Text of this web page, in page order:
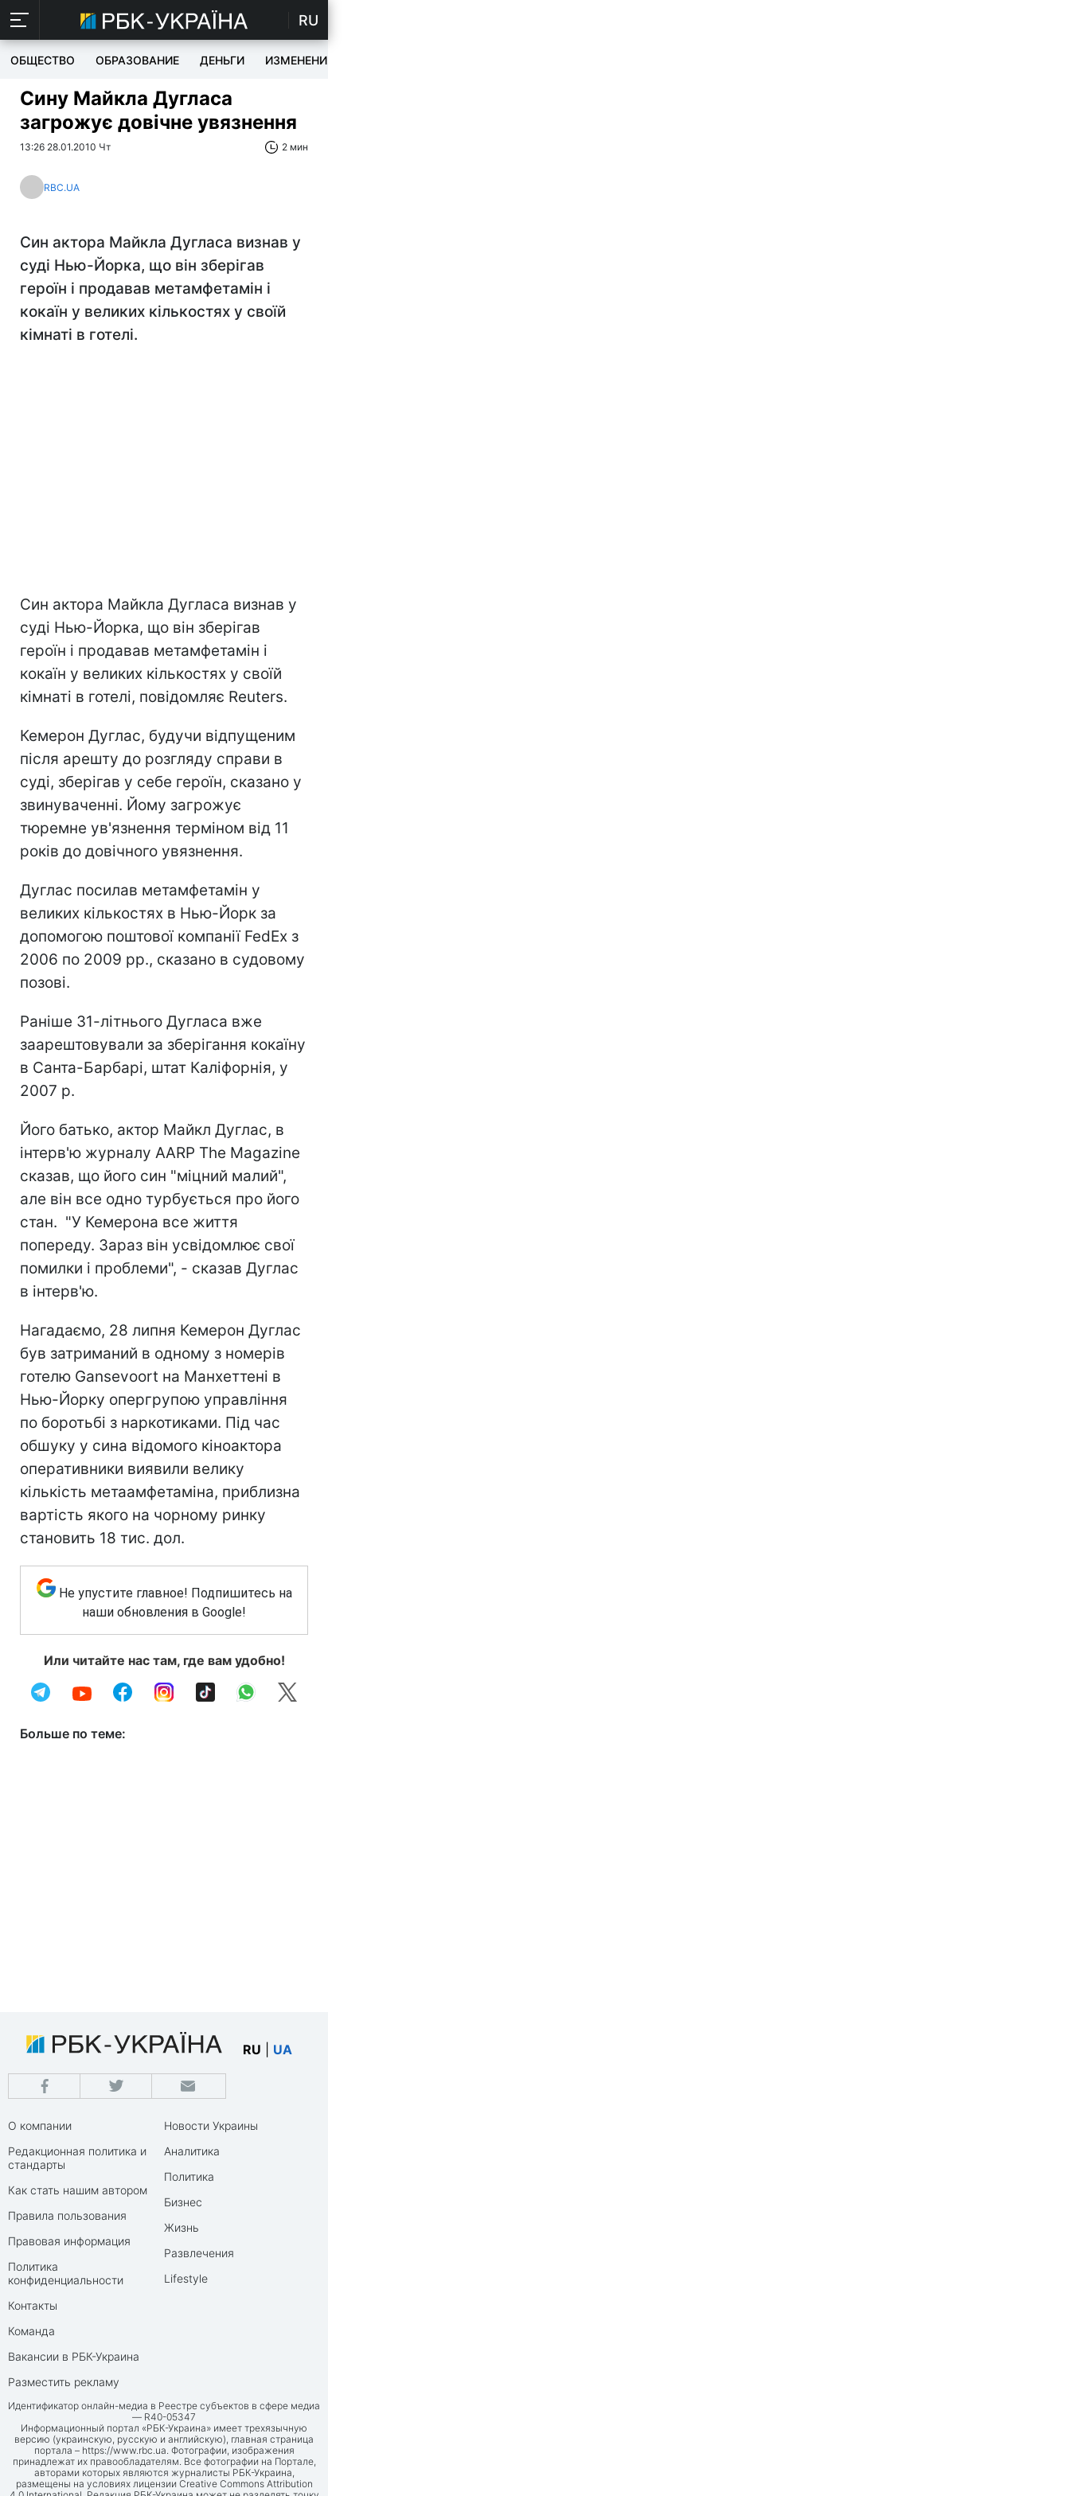
RU
ОБЩЕСТВО ОБРАЗОВАНИЕ ДЕНЬГИ ИЗМЕНЕНИЯ
Сину Майкла Дугласа
загрожує довічне увязнення
13:26 28.01.2010 Чт 2 мин
RBC.UA
Син актора Майкла Дугласа визнав у
суді Нью-Йорка, що він зберігав
героїн і продавав метамфетамін і
кокаїн у великих кількостях у своїй
кімнаті в готелі.
Син актора Майкла Дугласа визнав у
суді Нью-Йорка, що він зберігав
героїн і продавав метамфетамін і
кокаїн у великих кількостях у своїй
кімнаті в готелі, повідомляє Reuters.
Кемерон Дуглас, будучи відпущеним
після арешту до розгляду справи в
суді, зберігав у себе героїн, сказано у
звинуваченні. Йому загрожує
тюремне ув'язнення терміном від 11
років до довічного увязнення.
Дуглас посилав метамфетамін у
великих кількостях в Нью-Йорк за
допомогою поштової компанії FedEx з
2006 по 2009 рр., сказано в судовому
позові.
Раніше 31-літнього Дугласа вже
заарештовували за зберігання кокаїну
в Санта-Барбарі, штат Каліфорнія, у
2007 р.
Його батько, актор Майкл Дуглас, в
інтерв'ю журналу AARP The Magazine
сказав, що його син "міцний малий",
але він все одно турбується про його
стан. "У Кемерона все життя
попереду. Зараз він усвідомлює свої
помилки і проблеми", - сказав Дуглас
в інтерв'ю.
Нагадаємо, 28 липня Кемерон Дуглас
був затриманий в одному з номерів
готелю Gansevoort на Манхеттені в
Нью-Йорку опергрупою управління
по боротьбі з наркотиками. Під час
обшуку у сина відомого кіноактора
оперативники виявили велику
кількість метаамфетаміна, приблизна
вартість якого на чорному ринку
становить 18 тис. дол.
Не упустите главное! Подпишитесь на
наши обновления в Google!
Или читайте нас там, где вам удобно!
Больше по теме:
RU UA
О компании
Редакционная политика и
стандарты
Как стать нашим автором
Правила пользования
Правовая информация
Политика
конфиденциальности
Контакты
Команда
Вакансии в РБК-Украина
Разместить рекламу
Новости Украины
Аналитика
Политика
Бизнес
Жизнь
Развлечения
Lifestyle
Идентификатор онлайн-медиа в Реестре субъектов в сфере медиа
— R40-05347
Информационный портал «РБК-Украина» имеет трехязычную
версию (украинскую, русскую и английскую), главная страница
портала – https://www.rbc.ua. Фотографии, изображения
принадлежат их правообладателям. Все фотографии на Портале,
авторами которых являются журналисты РБК-Украина,
размещены на условиях лицензии Creative Commons Attribution